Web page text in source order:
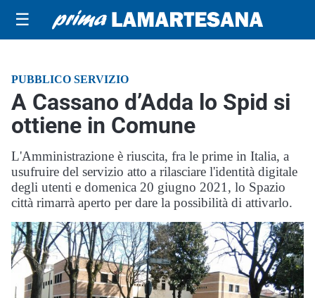
☰
PUBBLICO SERVIZIO
A Cassano d’Adda lo Spid si
ottiene in Comune
L'Amministrazione è riuscita, fra le prime in Italia, a
usufruire del servizio atto a rilasciare l'identità digitale
degli utenti e domenica 20 giugno 2021, lo Spazio
città rimarrà aperto per dare la possibilità di attivarlo.